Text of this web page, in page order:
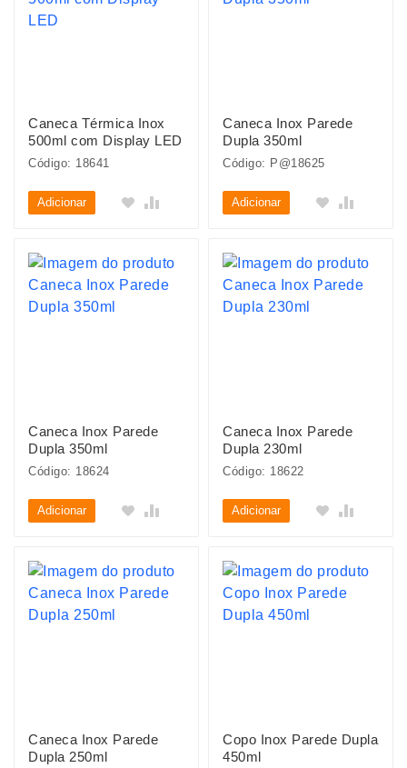
Caneca Térmica Inox
500ml com Display LED
Código: 18641
Adicionar
Caneca Inox Parede
Dupla 350ml
Código: P@18625
Adicionar
Caneca Inox Parede
Dupla 350ml
Código: 18624
Adicionar
Caneca Inox Parede
Dupla 230ml
Código: 18622
Adicionar
Caneca Inox Parede
Dupla 250ml
Copo Inox Parede Dupla
450ml